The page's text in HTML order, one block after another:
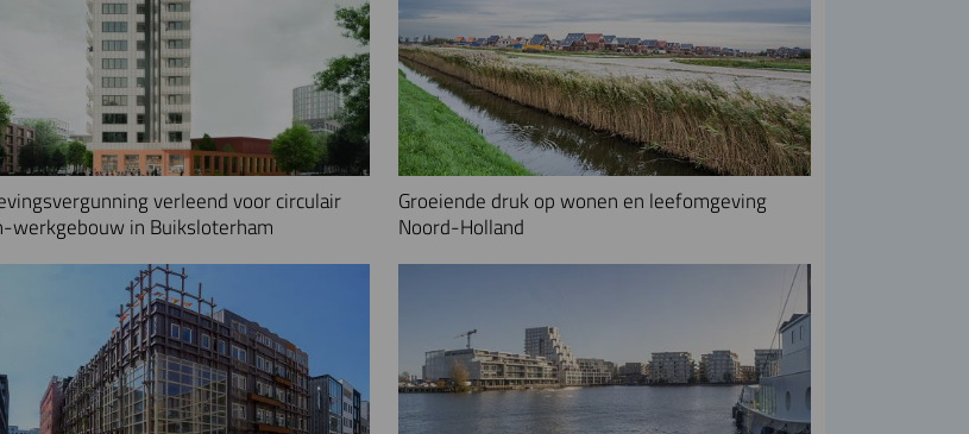
verleend voor circulair
werkgebouw in Buiksloterham
Groeiende druk op wonen en leefomgeving
Noord-Holland